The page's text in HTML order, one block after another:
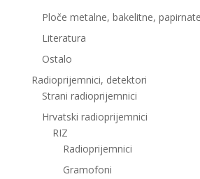
Ploče metalne, bakelitne,
Literatura
Ostalo
Radioprijemnici, detektori
Strani radioprijemnici
Hrvatski radioprijemnici
RIZ
Radioprijemnici
Gramofoni